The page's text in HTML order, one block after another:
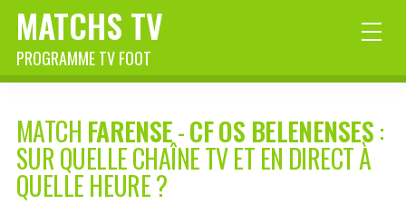
MATCHS TV
PROGRAMME TV FOOT
MATCH FARENSE-CF OS BELENENSES:
SUR QUELLE CHAÎNE TV ET EN DIRECT À
QUELLE HEURE ?